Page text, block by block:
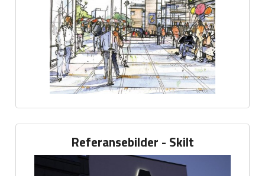
Referansebilder - Skilt